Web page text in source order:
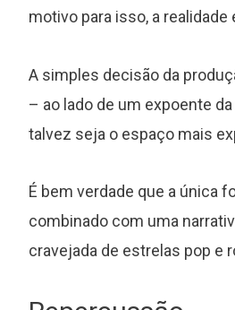
motivo para isso, a
A simples decisão da
– ao lado de um expoente
talvez seja o espaço mais
É bem verdade que a única
combinado com uma
cravejada de estrelas pop e